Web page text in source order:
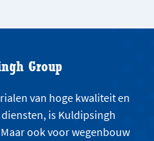
Group
van hoge kwaliteit en
is Kuldipsingh
ook voor wegenbouw